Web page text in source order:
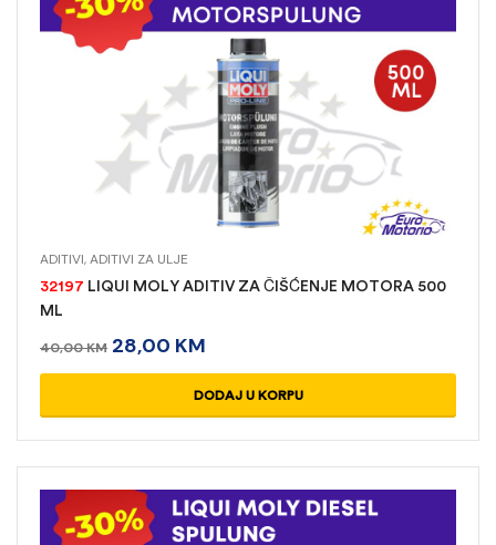
ADITIVI,ADITIVI ZA ULJE
32197 LIQUI MOLY ADITIV ZA ČIŠĆENJE MOTORA 500
ML
40,00KM 28,00 KM
DODAJ U KORPU